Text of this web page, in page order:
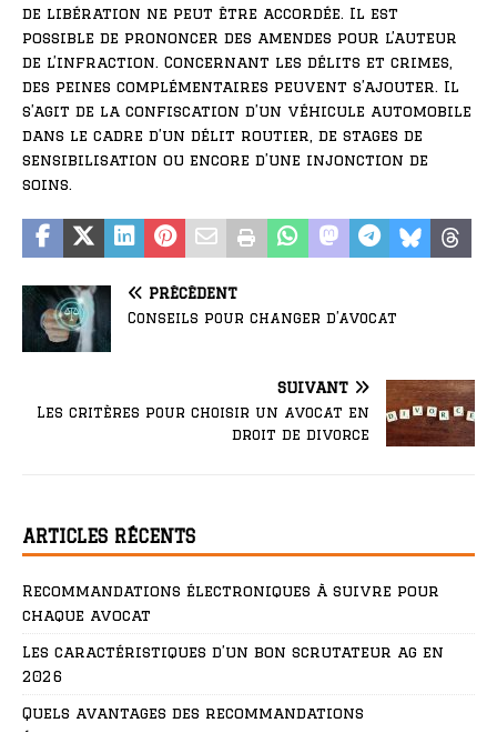
de libération ne peut être accordée. Il est
possible de prononcer des amendes pour l’auteur
de l’infraction. Concernant les délits et crimes,
des peines complémentaires peuvent s’ajouter. Il
s’agit de la confiscation d’un véhicule automobile
dans le cadre d’un délit routier, de stages de
sensibilisation ou encore d’une injonction de
soins.
PRÉCÉDENT
Conseils pour changer d’avocat
SUIVANT
Les critères pour choisir un avocat en
droit de divorce
ARTICLES RÉCENTS
Recommandations électroniques à suivre pour
chaque avocat
Les caractéristiques d’un bon scrutateur ag en
2026
Quels avantages des recommandations